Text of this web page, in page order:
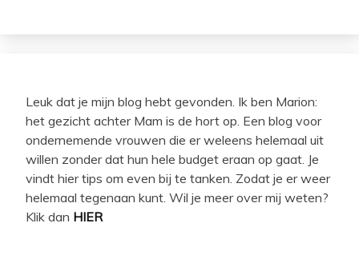
Leuk dat je mijn blog hebt gevonden. Ik ben Marion:
het gezicht achter Mam is de hort op. Een blog voor
ondernemende vrouwen die er weleens helemaal uit
willen zonder dat hun hele budget eraan op gaat. Je
vindt hier tips om even bij te tanken. Zodat je er weer
helemaal tegenaan kunt. Wil je meer over mij weten?
Klik dan HIER